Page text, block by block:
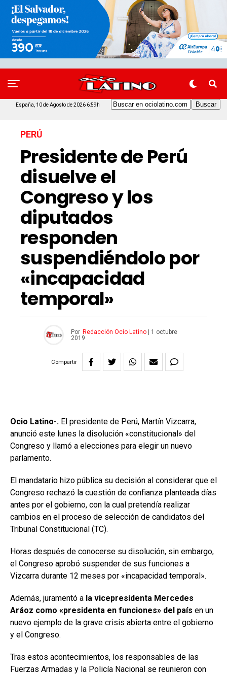
España, 10 de Agosto de 2026 6:59h
PERÚ
Presidente de Perú
disuelve el
Congreso y los
diputados
responden
suspendiéndolo por
«incapacidad
temporal»
Por Redacción Ocio Latino|
1 octubre
2019
Compartir
Ocio Latino-. El presidente de Perú, Martín Vizcarra,
anunció este lunes la disolución «constitucional» del
Congreso y llamó a elecciones para elegir un nuevo
parlamento.
El mandatario hizo pública su decisión al considerar que el
Congreso rechazó la cuestión de confianza planteada días
antes por el gobierno, con la cual pretendía realizar
cambios en el proceso de selección de candidatos del
Tribunal Constitucional (TC).
Horas después de conocerse su disolución, sin embargo,
el Congreso aprobó suspender de sus funciones a
Vizcarra durante 12 meses por «incapacidad temporal».
Además, juramentó a la vicepresidenta Mercedes
Aráoz como «presidenta en funciones» del país en un
nuevo ejemplo de la grave crisis abierta entre el gobierno
y el Congreso.
Tras estos acontecimientos, los responsables de las
Fuerzas Armadas y la Policía Nacional se reunieron con